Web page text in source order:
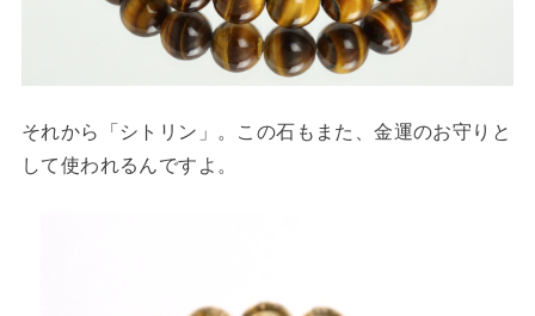
それから「シトリン」。この石もまた、金運のお守りと
して使われるんですよ。